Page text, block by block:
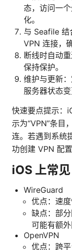
态，访问一
化。
与 Seafile 结
VPN 连接，
断线时自动
保持保护。
维护与更新
服务器状态变
快速要点提示：
示为“VPN”条目
连。若遇到系统
功创建 VPN 配置
iOS 上常
WireGuard
优点：速
缺点：部
可能有额外
OpenVPN
优点：跨